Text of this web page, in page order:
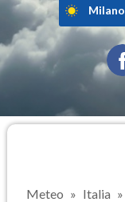
Milano
Meteo Italia